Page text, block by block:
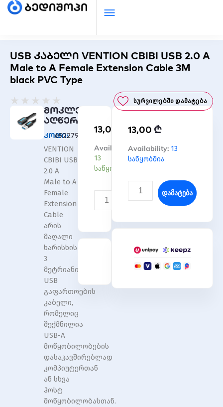
USB კაბელი VENTION CBIBI USB 2.0 A
Male to A Female Extension Cable 3M
black PVC Type
★ ★ ★ ★ ★
0
out
5
Სურვილებში Დამატება
მოკლე
აღწერა
კოდი:
6922794748521
VENTION
CBIBI USB
2.0 A
Male to A
Female
Extension
Cable
არის
მაღალი
ხარისხის
3
მეტრიანი
USB
გაფართოების
კაბელი,
რომელიც
შექმნილია
USB-A
მოწყობილობების
დასაკავშირებლად
კომპიუტერთან
ან სხვა
ჰოსტ
მოწყობილობასთან.
13,00
Availability:
13
საწყობშია
რაოდენობა:
USB
კაბელი
USB
to
3M
black
Დამატება
13,00 ₾
Availability: 13
საწყობშია
რაოდენობა:
USB
CBIBI
Male
Extension
3M
Დამატება